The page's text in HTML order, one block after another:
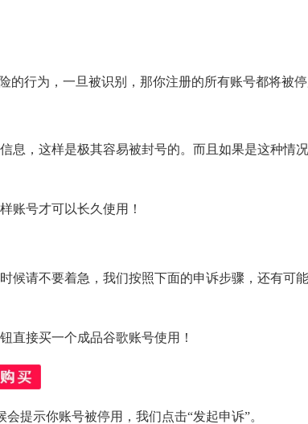
的行为，一旦被识别，那你注册的所有账号都将被
息，这样是极其容易被封号的。而且如果是这种情
账号才可以长久使用！
候请不要着急，我们按照下面的申诉步骤，还有可
直接买一个成品谷歌账号使用！
提示你账号被停用，我们点击“发起申诉”。